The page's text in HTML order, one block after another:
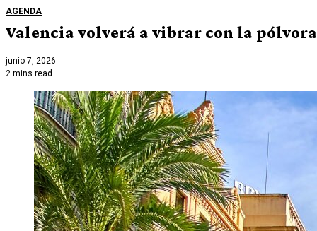
AGENDA
Valencia volverá a vibrar con la
junio 7, 2026
2 mins read